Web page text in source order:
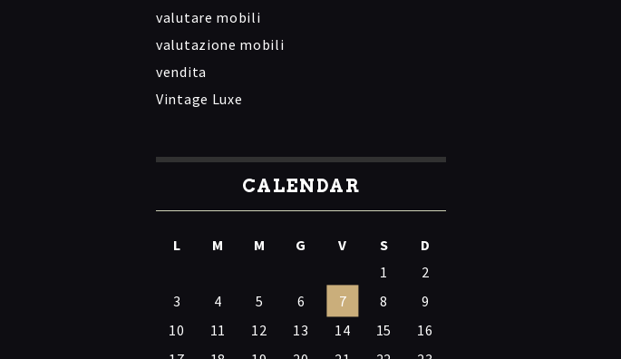
valutare mobili
valutazione mobili
vendita
Vintage Luxe
CALENDAR
L M M G V S
D
1
2
3
4 5 6 7 8
9
10
11 12 13 14 15
16